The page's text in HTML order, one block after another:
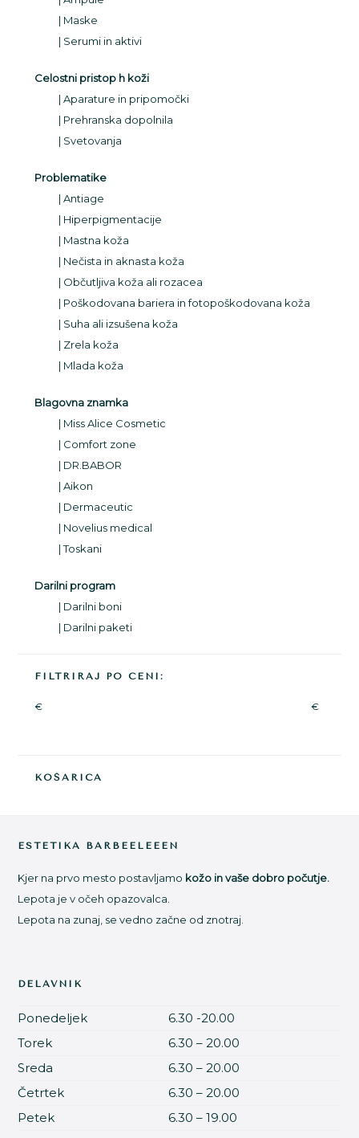
Maske
Serumi in aktivi
Celostni pristop h koži
Aparature in pripomočki
Prehranska dopolnila
Svetovanja
Problematike
Antiage
Hiperpigmentacije
Mastna koža
Nečista in aknasta koža
Občutljiva koža ali rozacea
Poškodovana bariera in fotopoškodovana koža
Suha ali izsušena koža
Zrela koža
Mlada koža
Blagovna znamka
Miss Alice Cosmetic
Comfort zone
DR.BABOR
Aikon
Dermaceutic
Novelius medical
Toskani
Darilni program
Darilni boni
Darilni paketi
FILTRIRAJ PO CENI:
€ €
KOŠARICA
ESTETIKA BARBEELEEEN
Kjer na prvo mesto postavljamo kožo in vaše dobro počutje.
Lepota je v očeh opazovalca.
Lepota na zunaj, se vedno začne od znotraj.
DELAVNIK
Ponedeljek
6.30 -20.00
Torek
6.30 – 20.00
Sreda
6.30 – 20.00
Četrtek
6.30 – 20.00
Petek
6.30 – 19.00